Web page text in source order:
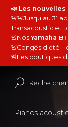
📣 Les
🚨🚨Jusqu'au 31
Transacoustic et
🚨NosYamaha
🚨Congés d'été :
🚨Les boutiques
Pianos